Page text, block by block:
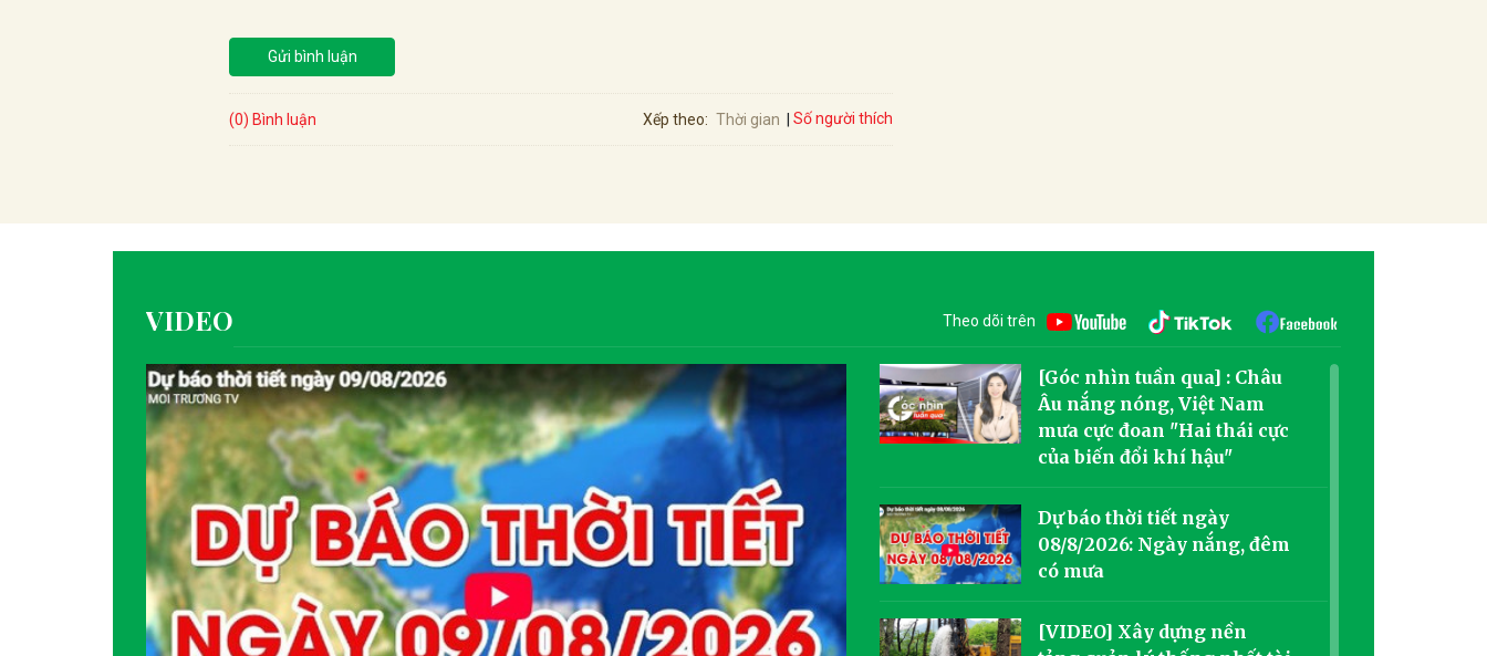
Gửi bình luận
(0) Bình luận Xếp theo: Thời gian Số người thích
VIDEO Theo dõi trên
[Góc nhìn tuần qua] : Châu
Âu nắng nóng, Việt Nam
mưa cực đoan "Hai thái cực
của biến đổi khí hậu"
Dự báo thời tiết ngày
08/8/2026: Ngày nắng, đêm
có mưa
[VIDEO] Xây dựng nền